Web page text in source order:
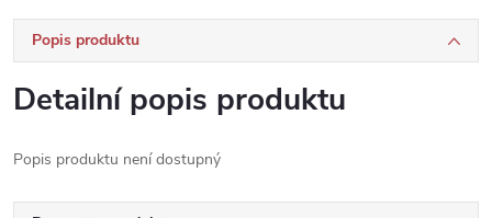
Popis produktu
Detailní popis produktu
Popis produktu není dostupný